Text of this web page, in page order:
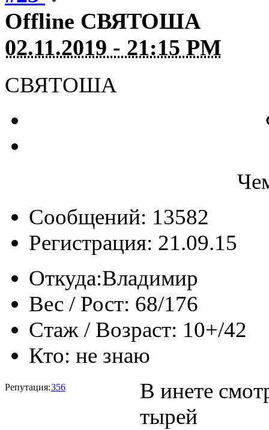
Offline СВЯТОША
02.11.2019 - 21:15 PM
СВЯТОША
Сообщений: 13582
Регистрация: 21.09.15
Откуда:Владимир
Вес / Рост: 68/176
Стаж / Возраст: 10+/42
Кто: не знаю
Репутация:356
В инете
тырей